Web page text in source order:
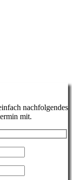
nachfolgendes
mit.